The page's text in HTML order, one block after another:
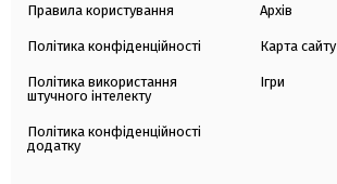
Правила користування
Політика конфіденційності
Політика використання
штучного інтелекту
Політика конфіденційності
додатку
Архів
Карта сайту
Ігри